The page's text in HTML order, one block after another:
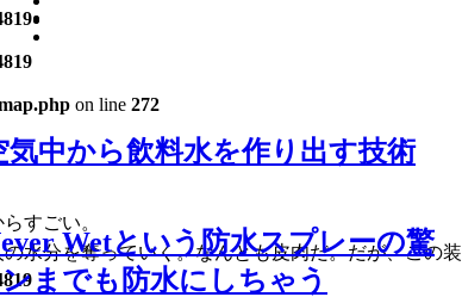
on line 272
すごい。
中から飲料水を作り出す技術
水分を奪っていく。なんとも皮肉だ。だが、この装
Wetという防水スプレーの驚
までも防水にしちゃう